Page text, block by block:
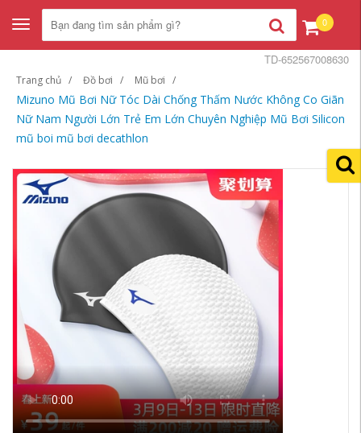
Toggle
navigation
0
Trang chủ Đồ bơi Mũ bơi
Mizuno Mũ Bơi Nữ Tóc Dài Chống Thấm Nước Không Co Giãn
Nữ Nam Người Lớn Trẻ Em Lớn Chuyên Nghiệp Mũ Bơi Silicon
mũ boi mũ bơi decathlon
TD-652567008630